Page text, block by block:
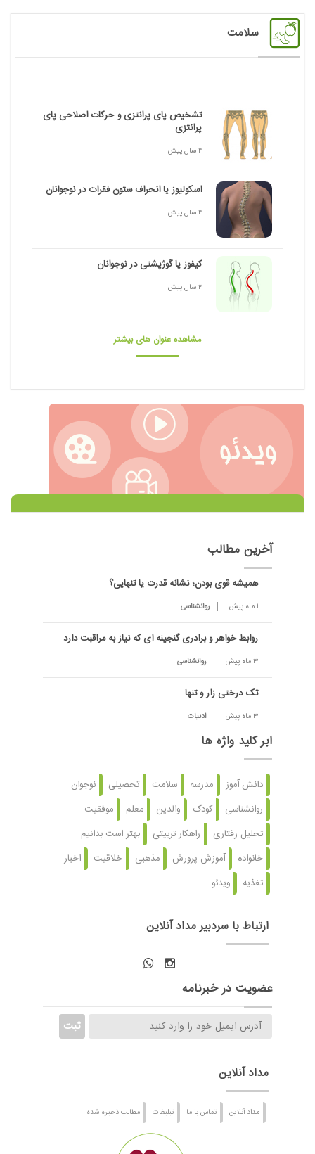
سلامت
تشخیص پای پرانتزی و حرکات اصلاحی پای
پرانتزی
2 سال پیش
اسکولیوز یا انحراف ستون فقرات در نوجوانان
2 سال پیش
کیفوز یا گوژپشتی در نوجوانان
2 سال پیش
مشاهده عنوان های بیشتر
آخرین مطالب
همیشه قوی بودن؛ نشانه قدرت یا تنهایی؟
1 ماه پیش روانشناسی
روابط خواهر و برادری گنجینه ای که نیاز به مراقبت دارد
3 ماه پیش روانشناسی
تک درختی زار و تنها
3 ماه پیش ادبیات
ابر کلید واژه ها
دانش آموز مدرسه سلامت تحصیلی
نوجوان
روانشناسی
کودک والدین معلم
موفقیت
تحلیل رفتاری
راهکار تربیتی
بهتر است بدانیم
خانواده
آموزش پرورش مذهبی خلاقیت
اخبار
تغذیه
ویدئو
ارتباط با سردبیر مداد آنلاین
عضویت در خبرنامه
مداد آنلاین
مداد آنلاین تماس با ما تبلیغات مطالب ذخیره شده